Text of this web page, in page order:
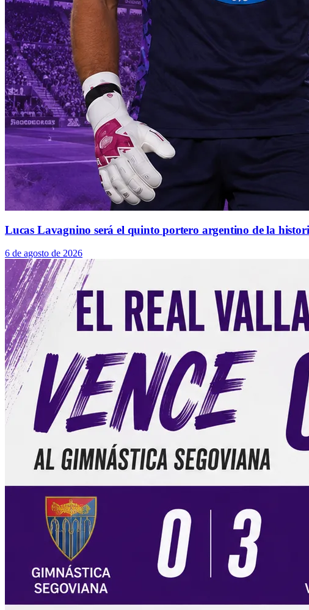
Lucas Lavagnino será el quinto portero argentino de la
6 de agosto de 2026